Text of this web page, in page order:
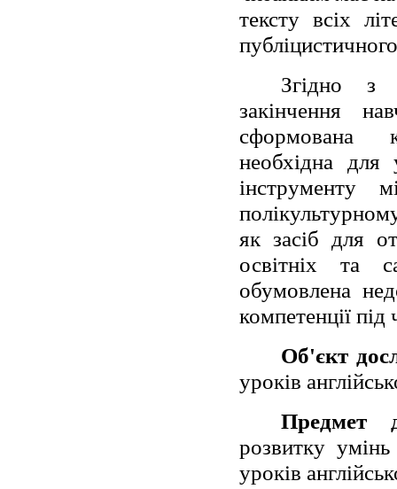
тексту всіх
Згідно з
закінчення
сформована
необхідна для
інструменту
як засіб для
освітніх та
обумовлена
компетенції
Об'єкт
уроків
Предмет
розвитку
уроків